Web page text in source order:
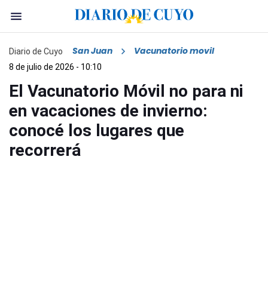
Diario de Cuyo San Juan Vacunatorio movil
8 de julio de 2026 - 10:10
El Vacunatorio Móvil no para ni
en vacaciones de invierno:
conocé los lugares que
recorrerá